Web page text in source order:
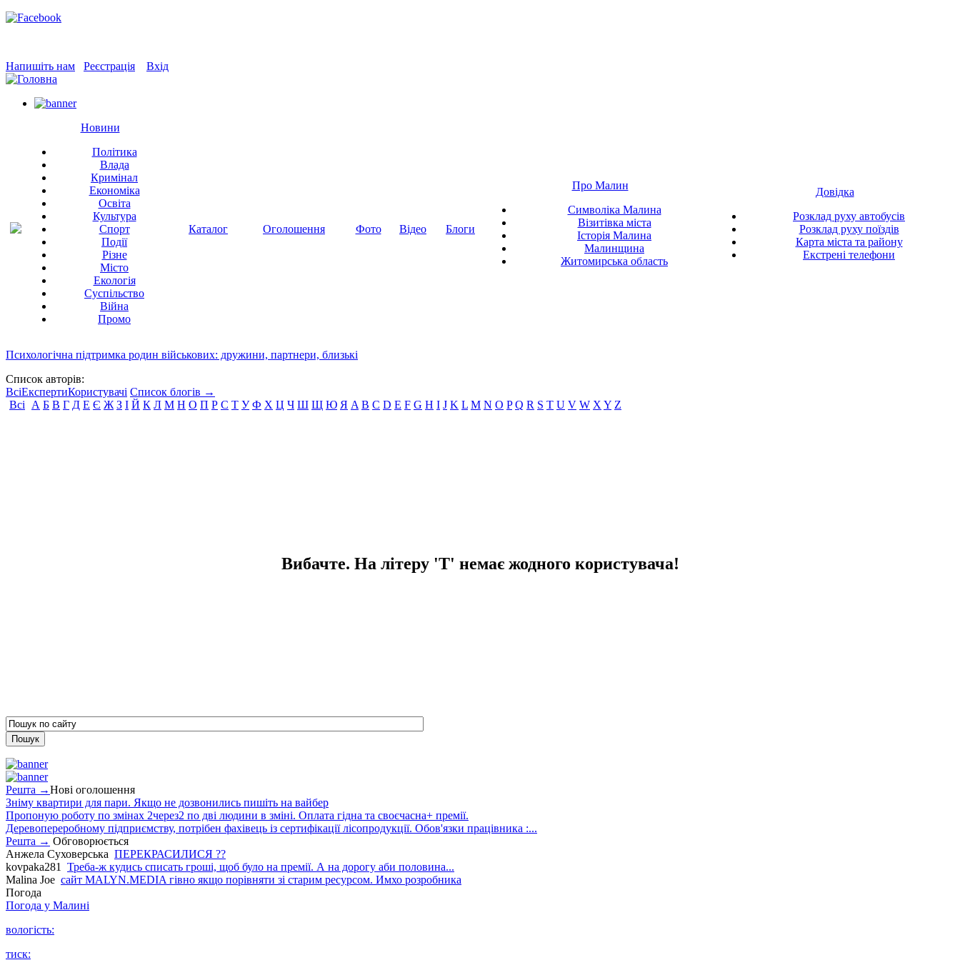
Напишіть нам Реєстрація Вхід
Новини
Політика
Влада
Кримінал
Економіка
Освіта
Культура
Спорт
Події
Різне
Місто
Екологія
Суспільство
Війна
Промо
Каталог Оголошення Фото Відео Блоги
Про Малин
Символіка Малина
Візитівка міста
Історія Малина
Малинщина
Житомирська область
Довідка
Розклад руху автобусів
Розклад руху поїздів
Карта міста та району
Екстрені телефони
Психологічна підтримка родин військових: дружини, партнери, близькі
Список авторів:
ВсіЕкспертиКористувачі Список блогів →
Всі
А Б В Г Д Е Є Ж З І Й К Л М Н О П Р С Т У Ф Х Ц Ч Ш Щ Ю Я A B C D E F G H I J K L M N O P Q R S T U V W X Y Z
Вибачте. На літеру 'T' немає жодного користувача!
Решта →Нові оголошення
Зніму квартири для пари. Якщо не дозвонились пишіть на вайбер
Пропоную роботу по змінах 2через2 по дві людини в зміні. Оплата гідна та своєчасна+ премії.
Деревопереробному підприємству, потрібен фахівець із сертифікації лісопродукції. Обов'язки працівника :...
Решта → Обговорюється
Анжела Суховерська ПЕРЕКРАСИЛИСЯ ??
kovpaka281
Треба-ж кудись списать гроші, щоб було на премії. А на дорогу аби половина...
Malina Joe сайт MALYN.MEDIA гiвно якщо порiвняти зi старим ресурсом. Имхо розробника
Погода
Погода у Малині
вологість:
тиск: